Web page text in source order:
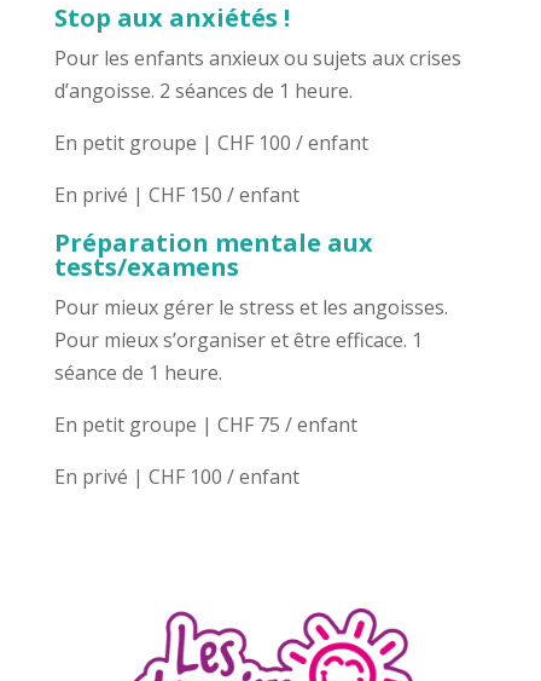
Stop aux anxiétés !
Pour les enfants anxieux ou sujets aux crises
d’angoisse. 2 séances de 1 heure.
En petit groupe | CHF 100 / enfant
En privé | CHF 150 / enfant
Préparation mentale aux
tests/examens
Pour mieux gérer le stress et les angoisses.
Pour mieux s’organiser et être efficace. 1
séance de 1 heure.
En petit groupe | CHF 75 / enfant
En privé | CHF 100 / enfant